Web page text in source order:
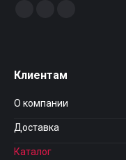
Клиентам
О компании
Доставка
Каталог